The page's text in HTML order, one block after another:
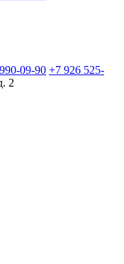
09-90 +7 926 525-
2